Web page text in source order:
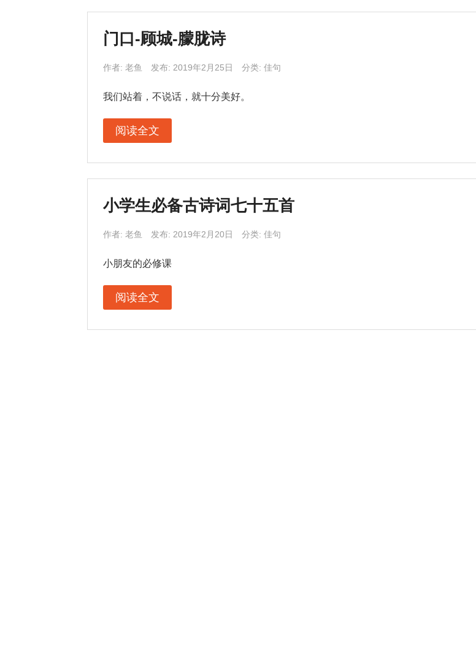
门口-顾城-朦胧诗
作者: 老鱼 发布: 2019年2月25日 分类: 佳句
我们站着，不说话，就十分美好。
阅读全文
小学生必备古诗词七十五首
作者: 老鱼 发布: 2019年2月20日 分类: 佳句
小朋友的必修课
阅读全文